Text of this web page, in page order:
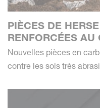
PIÈCES DE
RENFORCÉES AU
Nouvelles pièces en
contre les sols très